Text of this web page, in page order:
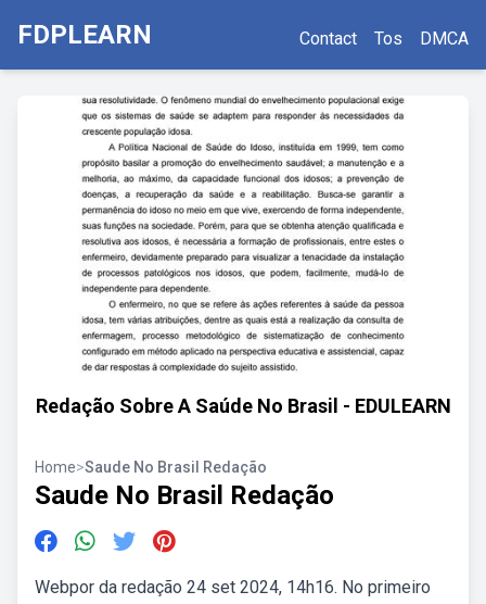
FDPLEARN Contact Tos DMCA
Redação Sobre A Saúde No Brasil - EDULEARN
Home>Saude No Brasil Redação
Saude No Brasil Redação
Webpor da redação 24 set 2024, 14h16. No primeiro